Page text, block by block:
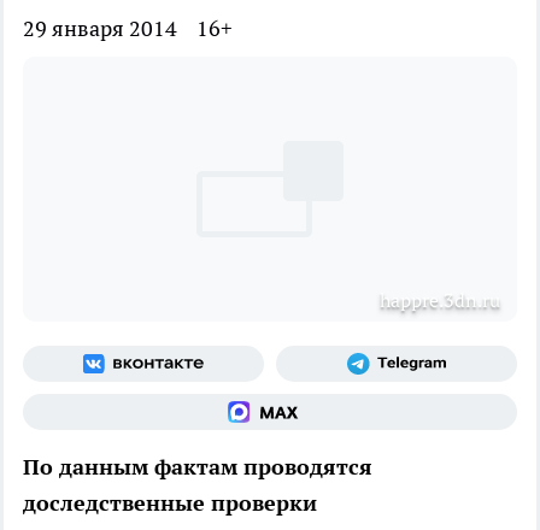
29 января 2014 16+
happre.3dn.ru
По данным фактам проводятся
доследственные проверки